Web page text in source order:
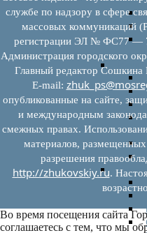
службе по надзору в сфере
массовых коммуникаций
регистрации ЭЛ № ФС77 —
Администрация городского
Главный редактор
E‑mail:
опубликованные на сайте,
и международным
смежных правах.
материалов, размещенных
разрешения
http://zhukovskiy.ru.
Во время посещения сайта
соглашаетесь с тем, что мы